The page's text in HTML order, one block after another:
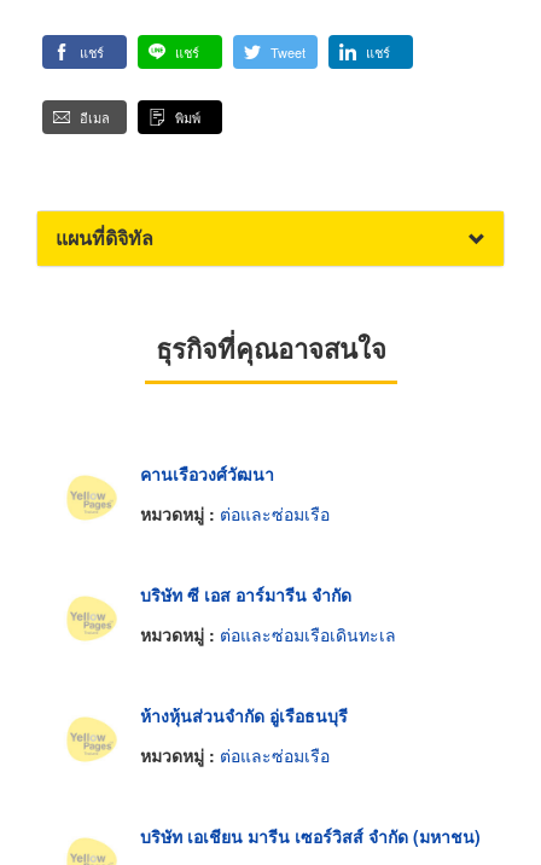
แชร์ แชร์ Tweet แชร์
อีเมล พิมพ์
แผนที่ดิจิทัล
ธุรกิจที่คุณอาจสนใจ
คานเรือวงศ์วัฒนา
หมวดหมู่ : ต่อและซ่อมเรือ
บริษัท ซี เอส อาร์มารีน จำกัด
หมวดหมู่ : ต่อและซ่อมเรือเดินทะเล
ห้างหุ้นส่วนจำกัด อู่เรือธนบุรี
หมวดหมู่ : ต่อและซ่อมเรือ
บริษัท เอเชียน มารีน เซอร์วิสส์ จำกัด (มหาชน)